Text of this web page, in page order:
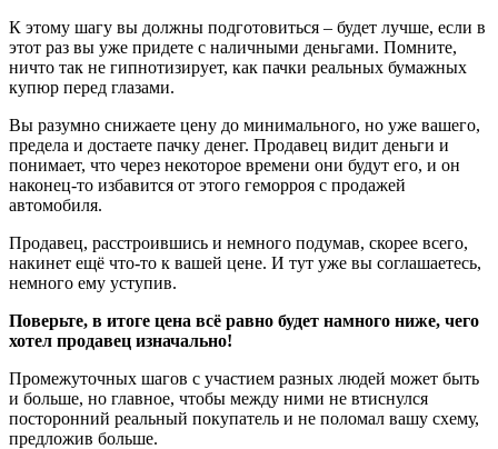
К этому шагу вы должны подготовиться – будет лучше, если в
этот раз вы уже придете с наличными деньгами. Помните,
ничто так не гипнотизирует, как пачки реальных бумажных
купюр перед глазами.
Вы разумно снижаете цену до минимального, но уже вашего,
предела и достаете пачку денег. Продавец видит деньги и
понимает, что через некоторое времени они будут его, и он
наконец-то избавится от этого геморроя с продажей
автомобиля.
Продавец, расстроившись и немного подумав, скорее всего,
накинет ещё что-то к вашей цене. И тут уже вы соглашаетесь,
немного ему уступив.
Поверьте, в итоге цена всё равно будет намного ниже, чего
хотел продавец изначально!
Промежуточных шагов с участием разных людей может быть
и больше, но главное, чтобы между ними не втиснулся
посторонний реальный покупатель и не поломал вашу схему,
предложив больше.